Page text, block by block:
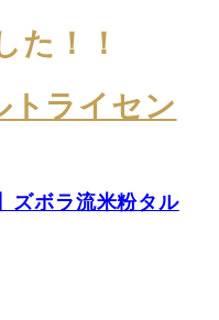
た！！
トライセン
ズボラ流米粉タル